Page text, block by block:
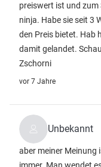
preiswert ist und
ninja. Habe sie seit 3
den Preis bietet. Hab
damit gelandet.
Zschorni
vor 7 Jahre
Unbekannt
aber meiner Meinung